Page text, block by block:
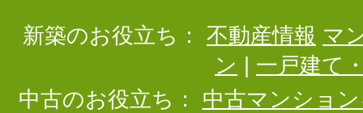
新築のお役立ち： 不動産情報 マ
ン
一戸建て
中古のお役立ち：
中古マンショ